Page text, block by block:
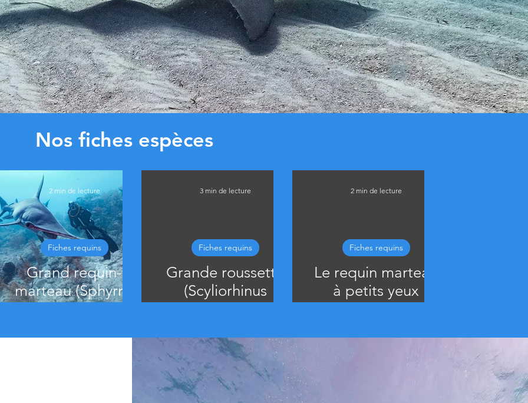
Nos fiches espèces
Grand requin-
marteau (Sphyrna
Fiches requins
2 min de lecture
Grande roussette
(Scyliorhinus
Fiches requins
3 min de lecture
Le requin marteau
à petits yeux
Fiches requins
2 min de lecture